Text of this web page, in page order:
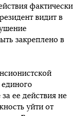
фактически
видит в
закреплено в
единого
ее действия не
уйти от